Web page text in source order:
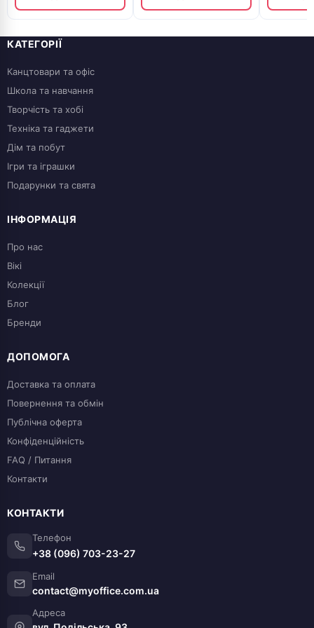
КАТЕГОРІЇ
Канцтовари та офіс
Школа та навчання
Творчість та хобі
Техніка та гаджети
Дім та побут
Ігри та іграшки
Подарунки та свята
ІНФОРМАЦІЯ
Про нас
Вікі
Колекції
Блог
Бренди
ДОПОМОГА
Доставка та оплата
Повернення та обмін
Публічна оферта
Конфіденційність
FAQ / Питання
Контакти
КОНТАКТИ
Телефон
+38 (096) 703-23-27
Email
contact@myoffice.com.ua
Адреса